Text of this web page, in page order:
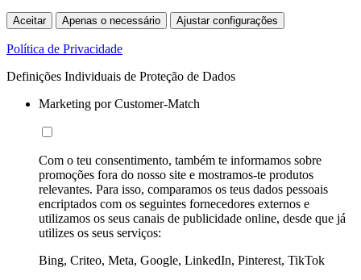
Aceitar Apenas o necessário Ajustar configurações
Política de Privacidade
Definições Individuais de Proteção de Dados
Marketing por Customer-Match
Com o teu consentimento, também te informamos sobre
promoções fora do nosso site e mostramos-te produtos
relevantes. Para isso, comparamos os teus dados pessoais
encriptados com os seguintes fornecedores externos e
utilizamos os seus canais de publicidade online, desde que já
utilizes os seus serviços:
Bing, Criteo, Meta, Google, LinkedIn, Pinterest, TikTok